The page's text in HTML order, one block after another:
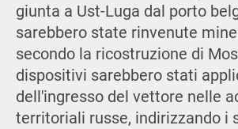
giunta a Ust-Luga dal porto
sarebbero state rinvenute
secondo la ricostruzione di
dispositivi sarebbero stati
dell'ingresso del vettore nelle
territoriali russe, indirizzando i